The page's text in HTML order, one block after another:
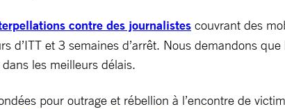
contre des journalistes couvrant des
d’ITT et 3 semaines d’arrêt. Nous demandons
les meilleurs délais.
pour outrage et rébellion à l’encontre de